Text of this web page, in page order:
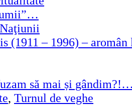
(1911 – 1996) –
să mai și
, Turnul de veghe